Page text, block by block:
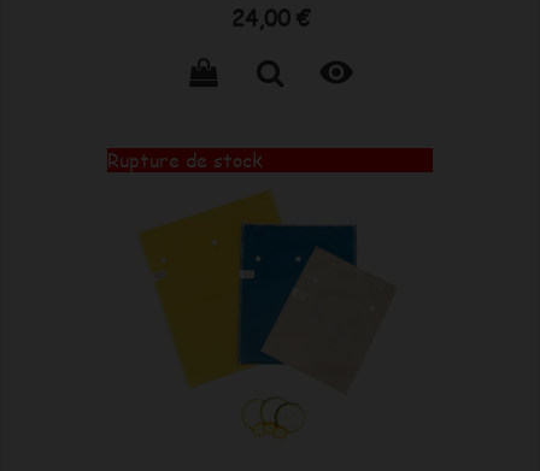
Prix
24,00 €

Rupture de stock